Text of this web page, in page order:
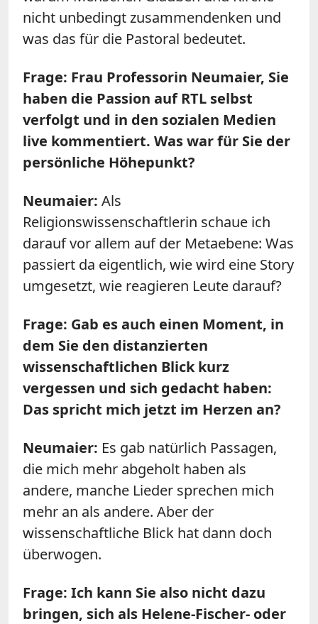
nicht unbedingt zusammendenken und
was das für die Pastoral bedeutet.
Frage: Frau Professorin Neumaier, Sie
haben die Passion auf RTL selbst
verfolgt und in den sozialen Medien
live kommentiert. Was war für Sie der
persönliche Höhepunkt?
Neumaier: Als
Religionswissenschaftlerin schaue ich
darauf vor allem auf der Metaebene: Was
passiert da eigentlich, wie wird eine Story
umgesetzt, wie reagieren Leute darauf?
Frage: Gab es auch einen Moment, in
dem Sie den distanzierten
wissenschaftlichen Blick kurz
vergessen und sich gedacht haben:
Das spricht mich jetzt im Herzen an?
Neumaier: Es gab natürlich Passagen,
die mich mehr abgeholt haben als
andere, manche Lieder sprechen mich
mehr an als andere. Aber der
wissenschaftliche Blick hat dann doch
überwogen.
Frage: Ich kann Sie also nicht dazu
bringen, sich als Helene-Fischer- oder